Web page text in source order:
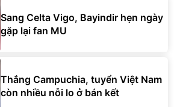
Sang Celta Vigo, Bayindir hẹn ngày
gặp lại fan MU
Thắng Campuchia, tuyển Việt Nam
còn nhiều nỗi lo ở bán kết